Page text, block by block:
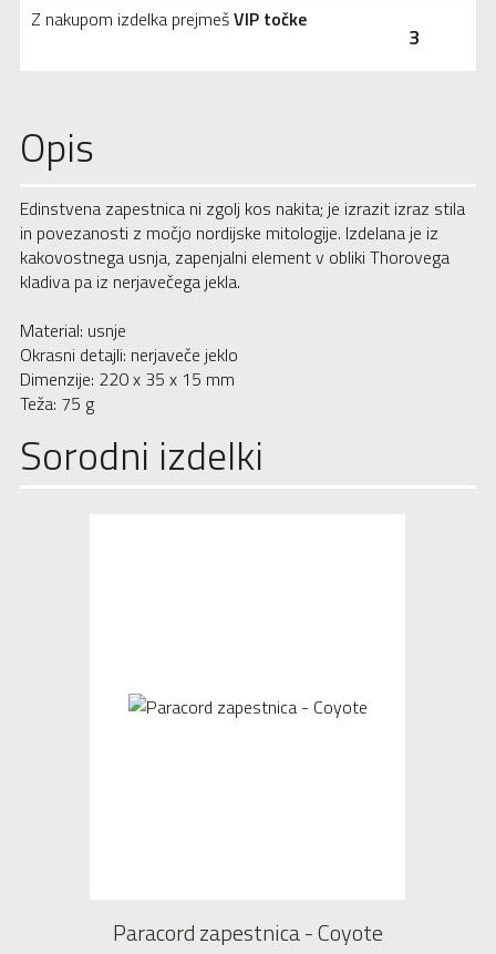
3
Z nakupom izdelka prejmešVIP točke
Opis
Edinstvena zapestnica ni zgolj kos nakita; je izrazit izraz stila
in povezanosti z močjo nordijske mitologije. Izdelana je iz
kakovostnega usnja, zapenjalni element v obliki Thorovega
kladiva pa iz nerjavečega jekla.
Material: usnje
Okrasni detajli: nerjaveče jeklo
Dimenzije: 220 x 35 x 15 mm
Teža: 75 g
Sorodni izdelki
Paracord zapestnica - Coyote